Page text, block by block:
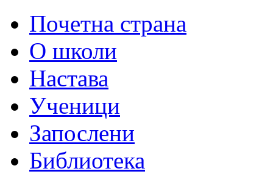
Почетна страна
О школи
Настава
Ученици
Запослени
Библиотека